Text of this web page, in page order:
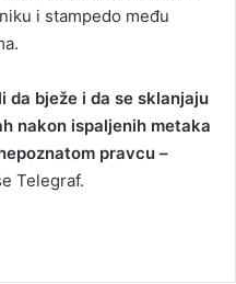
i stampedo među
da bježe i da se sklanjaju
nakon ispaljenih metaka
pravcu –
Telegraf.